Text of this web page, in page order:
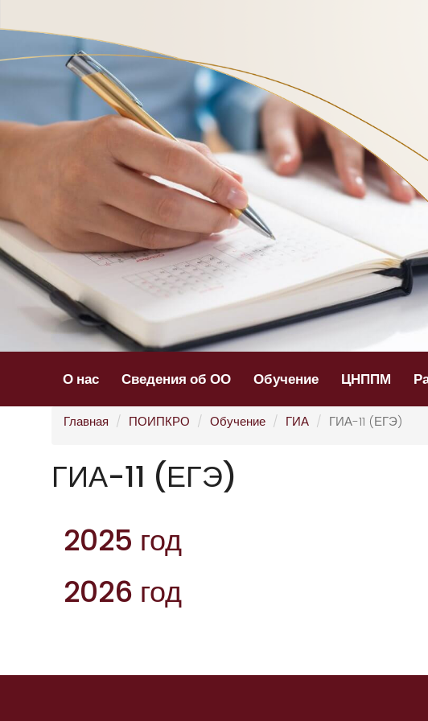
О нас Сведения об ОО Обучение ЦНППМ
Главная ПОИПКРО Обучение ГИА ГИА-11 (ЕГЭ)
ГИА-11 (ЕГЭ)
2025 год
2026 год